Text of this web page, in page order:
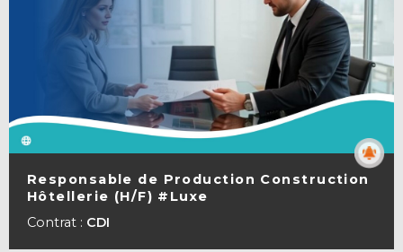
Responsable de Production Construction
Hôtellerie (H/F) #Luxe
Contrat : CDI